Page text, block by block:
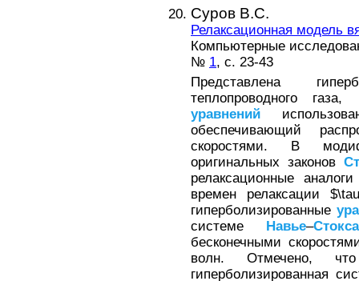
Суров В.С.
Релаксационная модель
Компьютерные
№ 1, с. 23-43
Представлена
теплопроводного
уравнений
обеспечивающий
скоростями. В
оригинальных законов
релаксационные
времен релаксации
гиперболизированные
системе Навье–Стокса
бесконечными
волн. Отмечено,
гиперболизированная